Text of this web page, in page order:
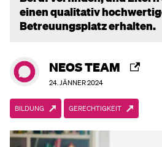
einen qualitativ
Betreuungsplatz erhalten.
NEOS TEAM
24. JÄNNER 2024
BILDUNG GERECHTIGKEIT